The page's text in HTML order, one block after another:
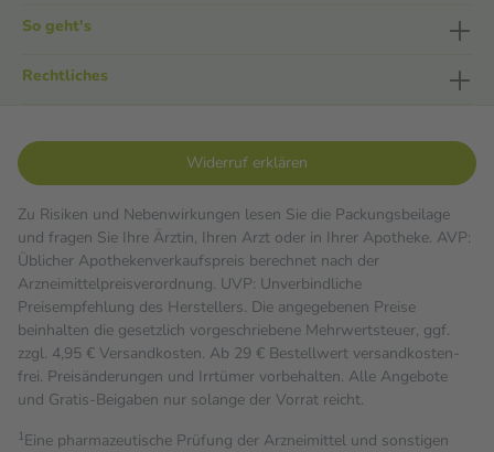
So geht's
Rechtliches
Widerruf erklären
Zu Risiken und Nebenwirkungen lesen Sie die Packungsbeilage
und fragen Sie Ihre Ärztin, Ihren Arzt oder in Ihrer Apotheke. AVP:
Üblicher Apothekenverkaufspreis berechnet nach der
Arzneimittelpreisverordnung. UVP: Unverbindliche
Preisempfehlung des Herstellers. Die angegebenen Preise
beinhalten die gesetzlich vorgeschriebene Mehrwertsteuer, ggf.
zzgl. 4,95 € Versandkosten. Ab 29 € Bestell­wert versand­kosten­
frei. Preisänderungen und Irrtümer vorbehalten. Alle Angebote
und Gratis-Beigaben nur solange der Vorrat reicht.
1Eine pharmazeutische Prüfung der Arzneimittel und sonstigen